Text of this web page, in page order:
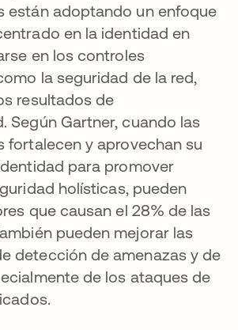
están adoptando un enfoque
en la identidad en
en los controles
la seguridad de la red,
resultados de
Según Gartner, cuando las
fortalecen y aprovechan su
para promover
holísticas, pueden
que causan el 28% de las
pueden mejorar las
detección de amenazas y de
de los ataques de